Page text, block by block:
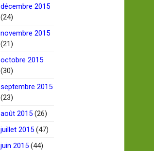
décembre 2015
(24)
novembre 2015
(21)
octobre 2015
(30)
septembre 2015
(23)
août 2015 (26)
juillet 2015 (47)
juin 2015 (44)